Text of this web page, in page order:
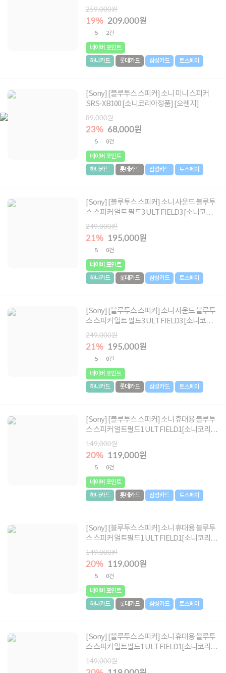
니코리아정품] [포레스트그레이]
259,000원
19% 209,000원
5 2건
네이버 포인트
하나카드
롯데카드 삼성카드 토스페이
[Sony] [블루투스 스피커] 소니 미니 스피커
SRS-XB100 [소니코리아정품] [오렌지]
89,000원
23% 68,000원
5 0건
네이버 포인트
하나카드
롯데카드 삼성카드 토스페이
[Sony] [블루투스 스피커] 소니 사운드 블루투
스 스피커 얼트 필드3 ULT FIELD3 [소니코리
아 정품] [블랙]
249,000원
21% 195,000원
5 0건
네이버 포인트
하나카드
롯데카드 삼성카드 토스페이
[Sony] [블루투스 스피커] 소니 사운드 블루투
스 스피커 얼트 필드3 ULT FIELD3 [소니코리
아 정품] [포레스트 그레이]
249,000원
21% 195,000원
5 0건
네이버 포인트
하나카드
롯데카드 삼성카드 토스페이
[Sony] [블루투스 스피커] 소니 휴대용 블루투
스 스피커 얼트필드1 ULT FIELD1[소니코리아
정품] [오렌지]
149,000원
20% 119,000원
5 0건
네이버 포인트
하나카드
롯데카드 삼성카드 토스페이
[Sony] [블루투스 스피커] 소니 휴대용 블루투
스 스피커 얼트필드1 ULT FIELD1[소니코리아
정품] [포레스트그레이]
149,000원
20% 119,000원
5 0건
네이버 포인트
하나카드
롯데카드 삼성카드 토스페이
[Sony] [블루투스 스피커] 소니 휴대용 블루투
스 스피커 얼트필드1 ULT FIELD1[소니코리아
정품] [오프화이트]
149,000원